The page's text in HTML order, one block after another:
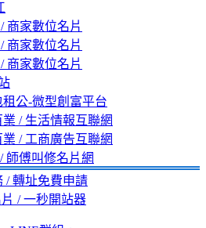
商家數位名片
商家數位名片
商家數位名片
租公-微型創富平台
/ 生活情報互聯網
/ 工商廣告互聯網
師傅叫修名片網
/ 轉址免費申請
/ 一秒開站器